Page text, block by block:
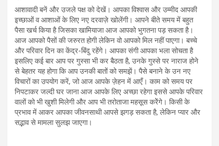
आशावादी बनें और उजले पक्ष को देखें। आपका विश्वास और उम्मीद आपकी
इच्छाओं व आशाओं के लिए नए दरवाज़े खोलेंगी। आपने बीते समय में बहुत
पैसा खर्च किया है जिसका खामियाजा आज आपको भुगतना पड़ सकता है।
आज आपको पैसों की जरुरत होगी लेकिन वो आपको मिल नहीं पाएगा। बच्चे
और परिवार दिन का केंद्र-बिंदु रहेंगे। आपका संगी आपका भला सोचता है
इसलिए कई बार आप पर गुस्सा भी कर बैठता है, उनके गुस्से पर नाराज होने
से बेहतर यह होगा कि आप उनकी बातों को समझें। पैसे बनाने के उन नए
विचारों का उपयोग करें, जो आज आपके ज़ेहन में आएँ। काम को समय पर
निपटाकर जल्दी घर जाना आज आपके लिए अच्छा रहेगा इससे आपके परिवार
वालों को भी खुशी मिलेगी और आप भी तरोताजा महसूस करेेंगे। किसी के
प्रभाव में आकर आपका जीवनसाथी आपसे झगड़ सकता है, लेकिन प्यार और
सद्भाव से मामला सुलझ जाएगा।